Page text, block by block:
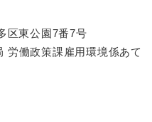
東公園7番7号
政策課雇用環境係あて